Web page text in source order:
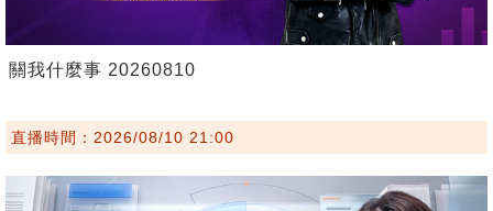
關我什麼事 20260810
直播時間：2026/08/10 21:00